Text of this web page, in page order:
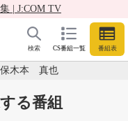
| J:COM TV
CS番組一覧 番組表
検索
保木本 真也
る番組